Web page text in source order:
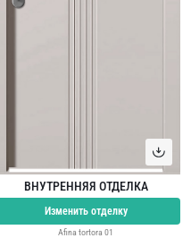
ВНУТРЕННЯЯ ОТДЕЛКА
Изменить отделку
Afina tortora 01